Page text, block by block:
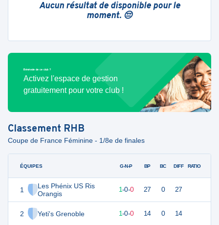
Aucun résultat de disponible pour le
moment. 😔
Bénévole de ce club ?
Activez l'espace de gestion
gratuitement pour votre club !
Classement RHB
Coupe de France Féminine - 1/8e de finales
ÉQUIPES
1
Les Phénix US Ris
Orangis
2 Yeti's Grenoble
G-N-P BP BC DIFF RATIO
3 1-0-0 27 0 27
1-0-0 14 0 14